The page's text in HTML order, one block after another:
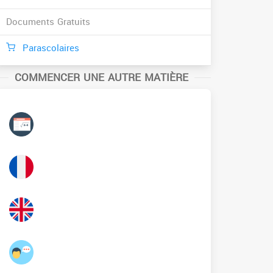
Documents Gratuits
Parascolaires
COMMENCER UNE AUTRE MATIÈRE